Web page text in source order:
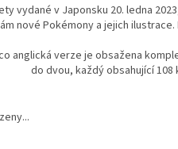
vydané v Japonsku 20. ledna
nové Pokémony a jejich
anglická verze je obsažena
do dvou, každý obsahující 108